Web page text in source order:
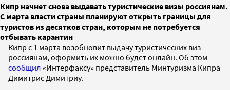
Кипр начнет снова выдавать туристические визы россиянам.
С марта власти страны планируют открыть границы для
туристов из десятков стран, которым не потребуется
отбывать карантин
Кипр c 1 марта возобновит выдачу туристических виз
россиянам, оформить их можно будет онлайн. Об этом
сообщил «Интерфаксу» представитель Минтуризма Кипра
Димитрис Димитриу.